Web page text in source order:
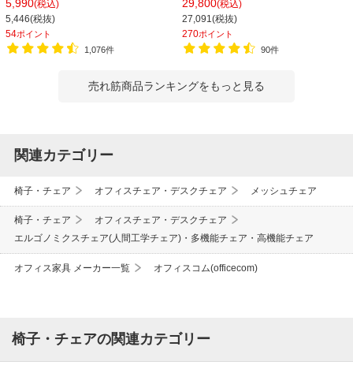
さ835-930mm
5,990(税込)
5,446(税抜)
54ポイント
1,076件
565×高さ805mm 会議室 収納 法人
大人数 重ねる 会議用椅子 会議用チェ
ア
29,800(税込)
27,091(税抜)
270ポイント
90件
売れ筋商品ランキングをもっと見る
関連カテゴリー
椅子・チェア オフィスチェア・デスクチェア メッシュチェア
椅子・チェア
オフィスチェア・デスクチェア
エルゴノミクスチェア(人間工学チェア)・多機能チェア・高機能チェア
オフィス家具 メーカー一覧 オフィスコム(officecom)
椅子・チェアの関連カテゴリー